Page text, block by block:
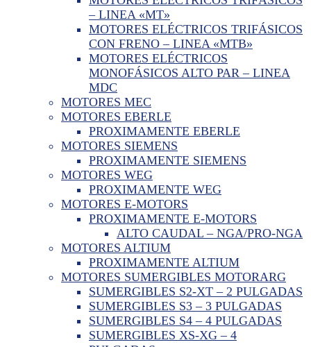
– LINEA «MT»
MOTORES ELÉCTRICOS TRIFÁSICOS
CON FRENO – LINEA «MTB»
MOTORES ELÉCTRICOS
MONOFÁSICOS ALTO PAR – LINEA
MDC
MOTORES MEC
MOTORES EBERLE
PROXIMAMENTE EBERLE
MOTORES SIEMENS
PROXIMAMENTE SIEMENS
MOTORES WEG
PROXIMAMENTE WEG
MOTORES E-MOTORS
PROXIMAMENTE E-MOTORS
ALTO CAUDAL – NGA/PRO-NGA
MOTORES ALTIUM
PROXIMAMENTE ALTIUM
MOTORES SUMERGIBLES MOTORARG
SUMERGIBLES S2-XT – 2 PULGADAS
SUMERGIBLES S3 – 3 PULGADAS
SUMERGIBLES S4 – 4 PULGADAS
SUMERGIBLES XS-XG – 4